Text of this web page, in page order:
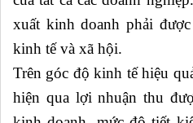
xuất kinh doanh phải
kinh tế và xã hội.
Trên góc độ kinh tế hiệu
hiện qua lợi nhuận thu